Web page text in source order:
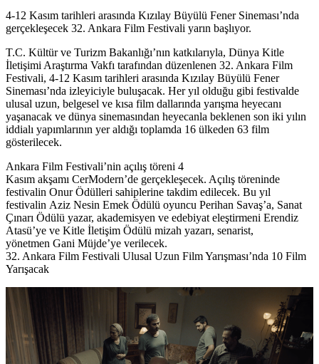
4-12 Kasım tarihleri arasında Kızılay Büyülü Fener Sineması’nda
gerçekleşecek 32. Ankara Film Festivali yarın başlıyor.
T.C. Kültür ve Turizm Bakanlığı’nın katkılarıyla, Dünya Kitle
İletişimi Araştırma Vakfı tarafından düzenlenen 32. Ankara Film
Festivali, 4-12 Kasım tarihleri arasında Kızılay Büyülü Fener
Sineması’nda izleyiciyle buluşacak. Her yıl olduğu gibi festivalde
ulusal uzun, belgesel ve kısa film dallarında yarışma heyecanı
yaşanacak ve dünya sinemasından heyecanla beklenen son iki yılın
iddialı yapımlarının yer aldığı toplamda 16 ülkeden 63 film
gösterilecek.
Ankara Film Festivali’nin açılış töreni 4
Kasım akşamı CerModern’de gerçekleşecek. Açılış töreninde
festivalin Onur Ödülleri sahiplerine takdim edilecek. Bu yıl
festivalin Aziz Nesin Emek Ödülü oyuncu Perihan Savaş’a, Sanat
Çınarı Ödülü yazar, akademisyen ve edebiyat eleştirmeni Erendiz
Atasü’ye ve Kitle İletişim Ödülü mizah yazarı, senarist,
yönetmen Gani Müjde’ye verilecek.
32. Ankara Film Festivali Ulusal Uzun Film Yarışması’nda 10 Film
Yarışacak